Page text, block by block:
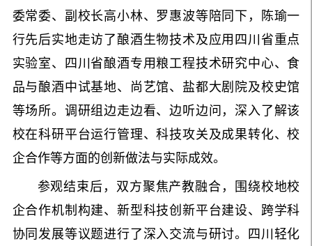
委常委、副校长高小林、罗惠波等陪同下，陈瑜一
行先后实地走访了酿酒生物技术及应用四川省重点
实验室、四川省酿酒专用粮工程技术研究中心、食
品与酿酒中试基地、尚艺馆、盐都大剧院及校史馆
等场所。调研组边走边看、边听边问，深入了解该
校在科研平台运行管理、科技攻关及成果转化、校
企合作等方面的创新做法与实际成效。
参观结束后，双方聚焦产教融合，围绕校地校
企合作机制构建、新型科技创新平台建设、跨学科
协同发展等议题进行了深入交流与研讨。四川轻化